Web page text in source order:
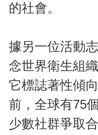
的社會。
據另一位活動
念世界衛生組
它標誌著性傾
前，全球有75
少數社群爭取